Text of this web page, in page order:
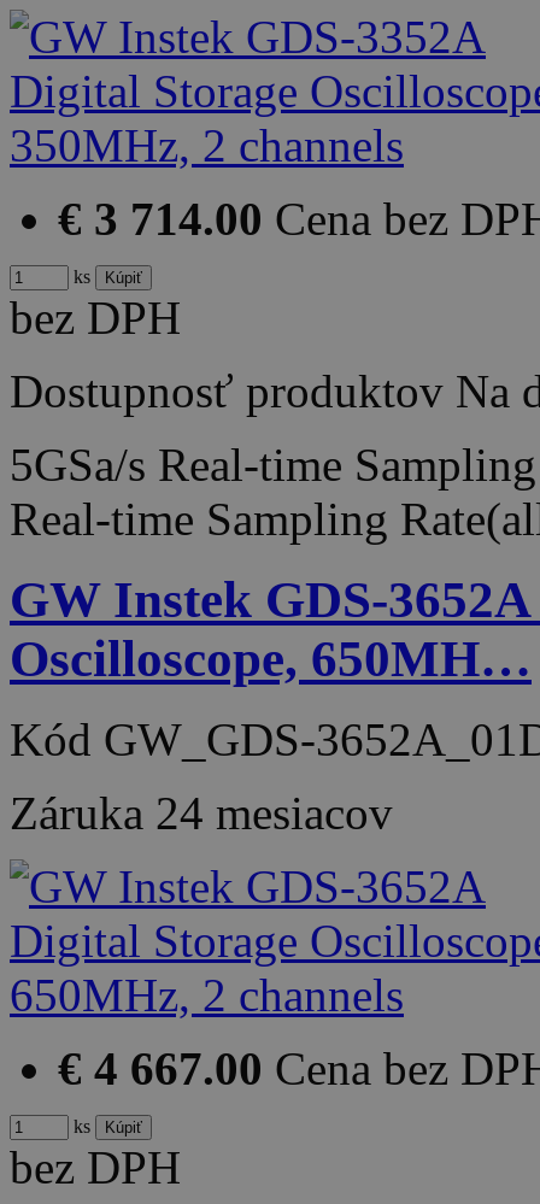
€ 3 714.00 Cena bez
ks
bez DPH
Dostupnosť produktov Na
5GSa/s Real-time
Real-time Sampling
GW Instek GDS-
Oscilloscope, 650MH…
Kód GW_GDS-
Záruka 24 mesiacov
€ 4 667.00 Cena bez
ks
bez DPH